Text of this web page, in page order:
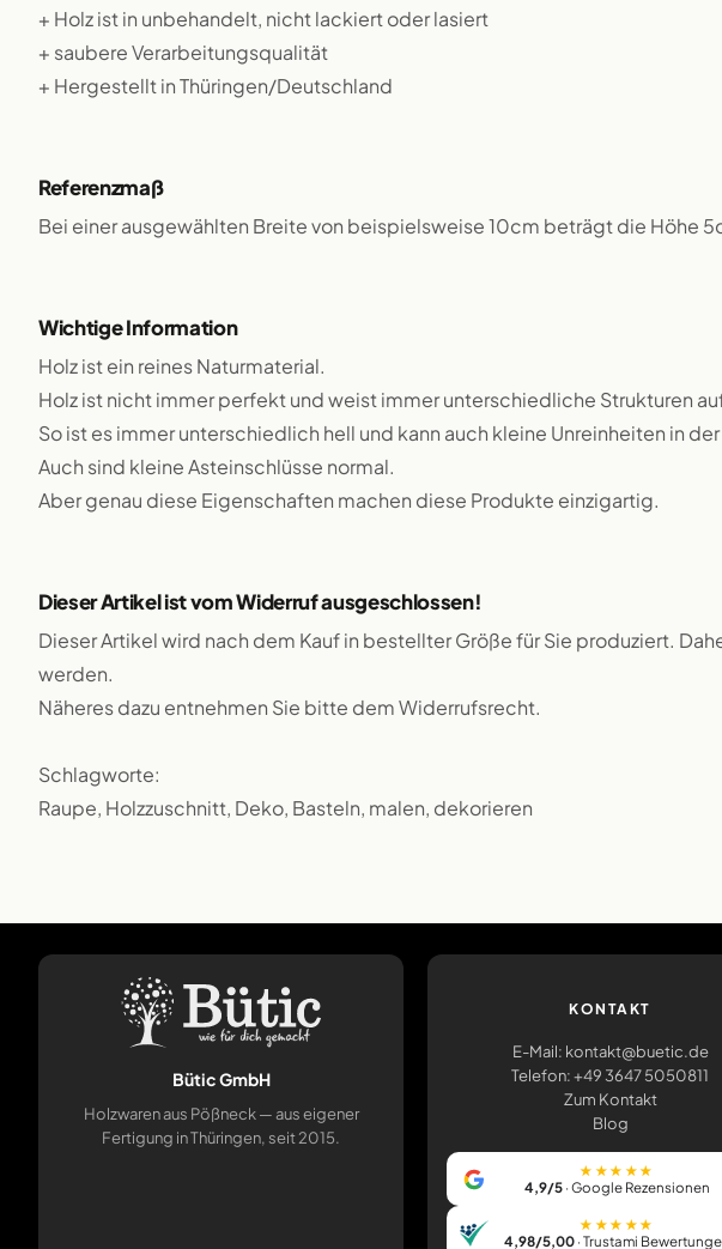
+ Holz ist in unbehandelt, nicht lackiert oder lasiert
+ saubere Verarbeitungsqualität
+ Hergestellt in Thüringen/Deutschland
Referenzmaß
Bei einer ausgewählten Breite von beispielsweise 10cm beträgt die Höhe
Wichtige Information
Holz ist ein reines Naturmaterial.
Holz ist nicht immer perfekt und weist immer unterschiedliche Strukturen
So ist es immer unterschiedlich hell und kann auch kleine Unreinheiten in
Auch sind kleine Asteinschlüsse normal.
Aber genau diese Eigenschaften machen diese Produkte einzigartig.
Dieser Artikel ist vom Widerruf ausgeschlossen!
Dieser Artikel wird nach dem Kauf in bestellter Größe für Sie produziert.
werden.
Näheres dazu entnehmen Sie bitte dem Widerrufsrecht.
Schlagworte:
Raupe, Holzzuschnitt, Deko, Basteln, malen, dekorieren
Bütic GmbH
Holzwaren aus Pößneck — aus eigener
Fertigung in Thüringen, seit 2015.
KONTAKT
E-Mail: kontakt@buetic.de
Telefon: +49 3647 5050811
Zum Kontakt
Blog
★★★★★
4,9/5 · Google Rezensionen
★★★★★
4,98/5,00 · Trustami